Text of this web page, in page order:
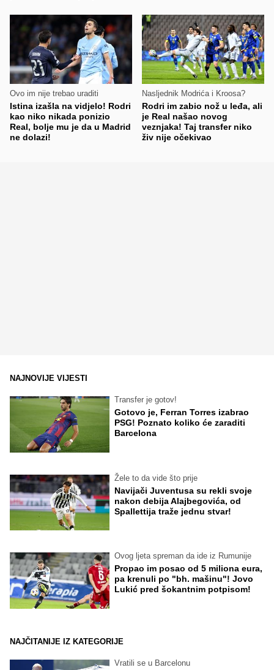
Ovo im nije trebao uraditi
Istina izašla na vidjelo! Rodri
kao niko nikada ponizio
Real, bolje mu je da u Madrid
ne dolazi!
Nasljednik Modrića i Kroosa?
Rodri im zabio nož u leđa, ali
je Real našao novog
veznjaka! Taj transfer niko
živ nije očekivao
NAJNOVIJE VIJESTI
Transfer je gotov!
Gotovo je, Ferran Torres izabrao
PSG! Poznato koliko će zaraditi
Barcelona
Žele to da vide što prije
Navijači Juventusa su rekli svoje
nakon debija Alajbegovića, od
Spallettija traže jednu stvar!
Ovog ljeta spreman da ide iz Rumunije
Propao im posao od 5 miliona eura,
pa krenuli po "bh. mašinu"! Jovo
Lukić pred šokantnim potpisom!
NAJČITANIJE IZ KATEGORIJE
Vratili se u Barcelonu